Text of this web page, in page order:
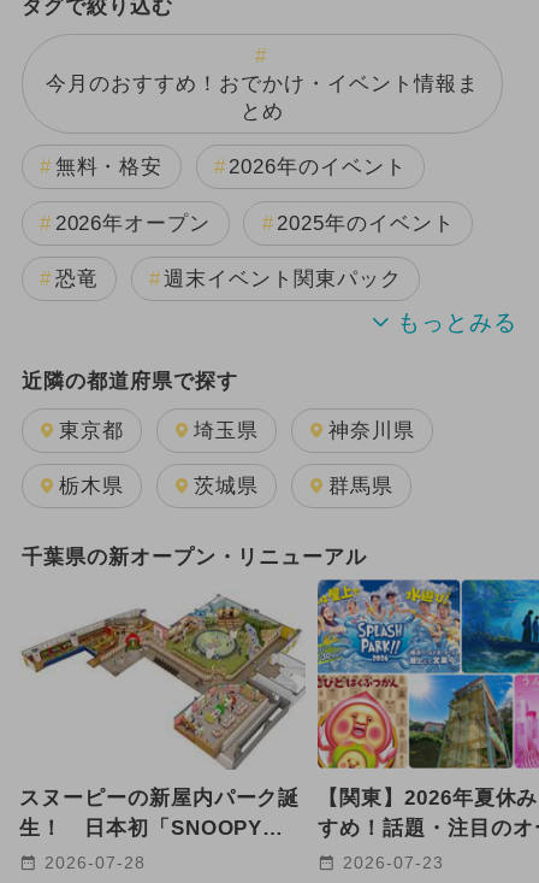
タグで絞り込む
今月のおすすめ！おでかけ・イベント情報ま
とめ
無料・格安 2026年のイベント
2026年オープン 2025年のイベント
恐竜 週末イベント関東パック
2024年のイベント
日帰り 雨の日OK キャラクター
2026年8月のイベント
2025年12月のイベント
GW(ゴールデンウィーク)
2024年7月のイベント
2026年1月のイベント
2025年3月のイベント
2025年10月のイベント
近隣の都道府県で探す
東京都 埼玉県 神奈川県
栃木県 茨城県 群馬県
千葉県の新オープン・リニューアル
スヌーピーの新屋内パーク誕
生！ 日本初「SNOOPY
Playful PARK」が津田沼に
2026-07-28
【関東】2026年夏休
すめ！話題・注目のオ
リニューアルスポット
2026-07-23